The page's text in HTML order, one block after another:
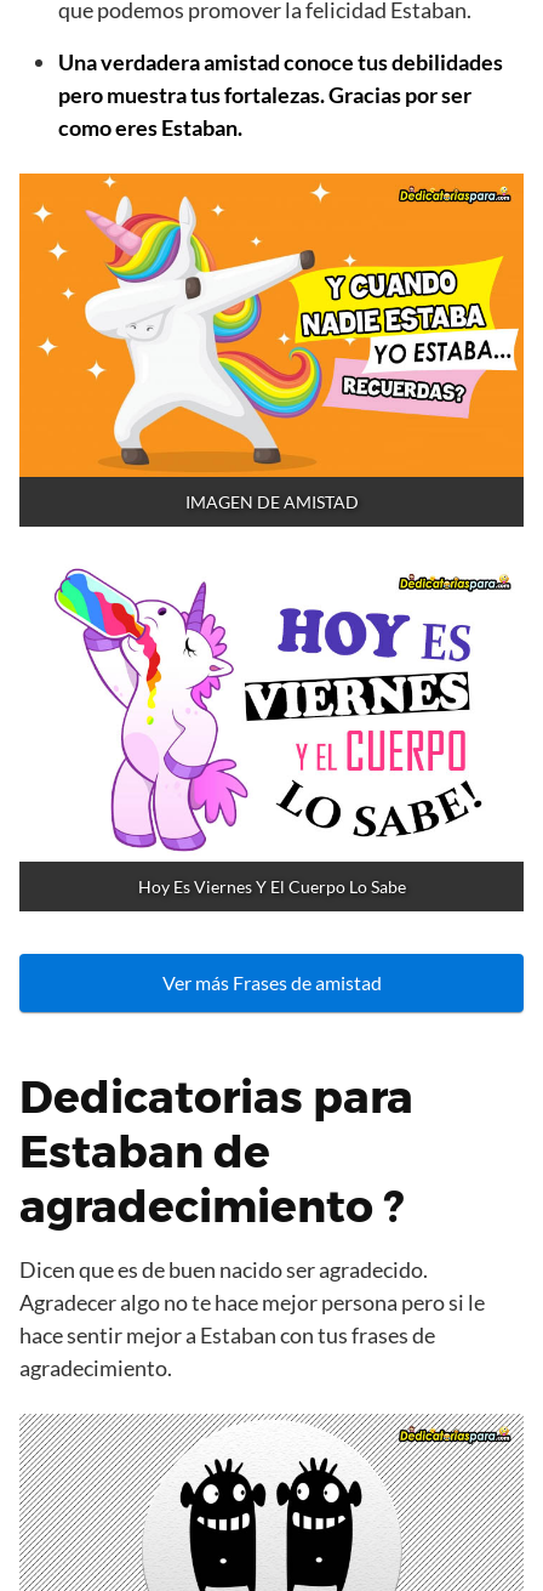
que podemos promover la felicidad Estaban.
Una verdadera amistad conoce tus debilidades
pero muestra tus fortalezas. Gracias por ser
como eres Estaban.
IMAGEN DE AMISTAD
Hoy Es Viernes Y El Cuerpo Lo Sabe
Ver más Frases de amistad
Dedicatorias para
Estaban de
agradecimiento ?
Dicen que es de buen nacido ser agradecido.
Agradecer algo no te hace mejor persona pero si le
hace sentir mejor a Estaban con tus frases de
agradecimiento.